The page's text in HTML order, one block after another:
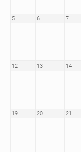
5 6 7
12 13 14
19 20 21